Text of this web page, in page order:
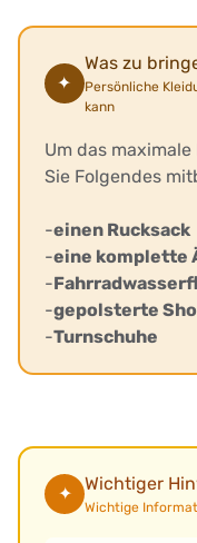
✦
Was zu
Persönliche
kann
Um das
Sie Folgendes
-einen Rucksack
-eine komplette
-
-gepolsterte
-Turnschuhe
✦ Wichtiger
Wichtige